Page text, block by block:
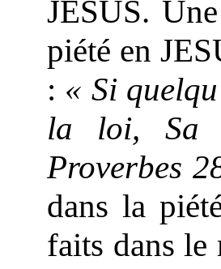
JESUS.
piété en
: « Si
la loi, Sa
Proverbes
dans la
faits dans le